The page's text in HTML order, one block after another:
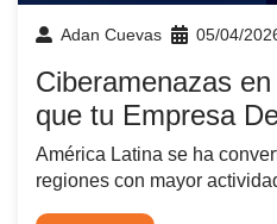
Adan Cuevas 05/04/
Ciberamenazas
que tu Empresa
América Latina se ha
regiones con mayor